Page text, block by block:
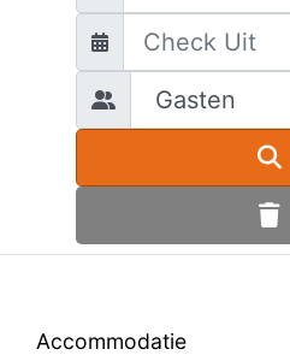
Accommodatie